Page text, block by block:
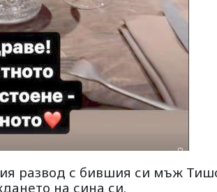
развод с бившия си мъж
на сина си.